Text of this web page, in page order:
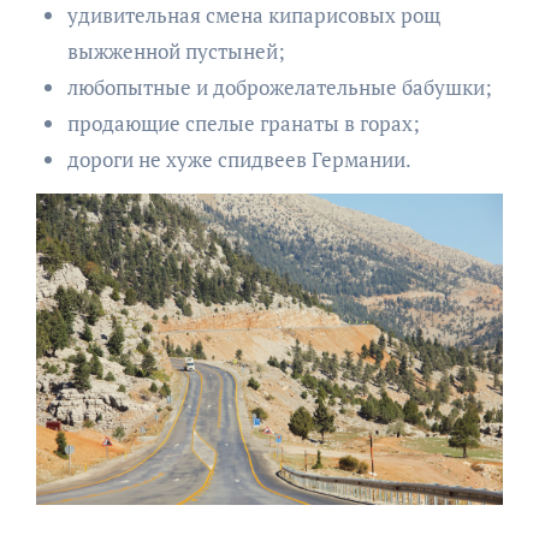
удивительная смена кипарисовых рощ
выжженной пустыней;
любопытные и доброжелательные бабушки;
продающие спелые гранаты в горах;
дороги не хуже спидвеев Германии.